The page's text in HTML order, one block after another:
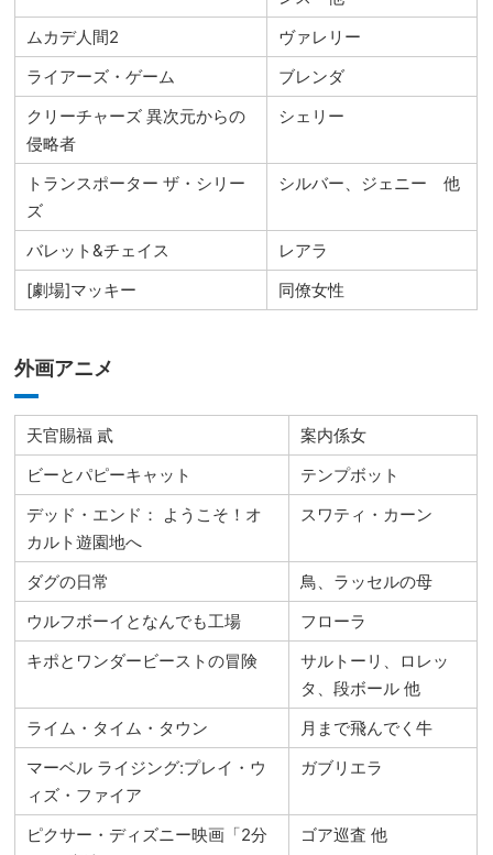
ムカデ人間2
ヴァレリー
ライアーズ・ゲーム
ブレンダ
クリーチャーズ 異次元からの
侵略者
シェリー
トランスポーター ザ・シリー
ズ
シルバー、ジェニー 他
バレット&チェイス
レアラ
[劇場]マッキー
同僚女性
外画アニメ
天官賜福 貳
案内係女
ビーとパピーキャット
テンプボット
デッド・エンド： ようこそ！オ
カルト遊園地へ
スワティ・カーン
ダグの日常
鳥、ラッセルの母
ウルフボーイとなんでも工場
フローラ
キポとワンダービーストの冒険
サルトーリ、ロレッ
タ、段ボール 他
ライム・タイム・タウン
月まで飛んでく牛
マーベル ライジング:プレイ・ウ
ィズ・ファイア
ガブリエラ
ピクサー・ディズニー映画「2分
ゴア巡査 他